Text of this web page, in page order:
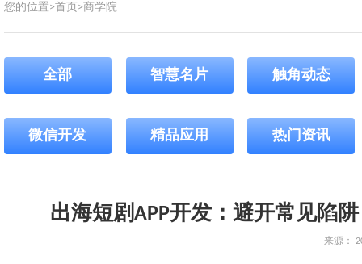
您的位置>首页 >商学院
全部 智慧名片 触角动态
微信开发 精品应用 热门资讯
出海短剧APP开发：避开常见陷
来源：